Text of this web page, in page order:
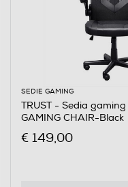
SEDIE GAMING
TRUST - Sedia gaming
GAMING CHAIR-Black
€ 149,00